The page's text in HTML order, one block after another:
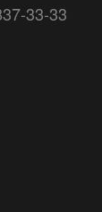
33-33